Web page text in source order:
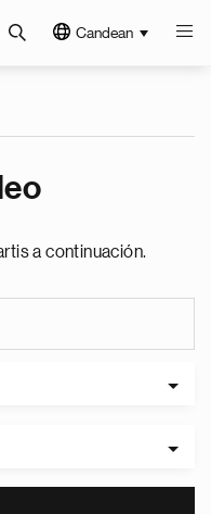
Candean
a continuación.